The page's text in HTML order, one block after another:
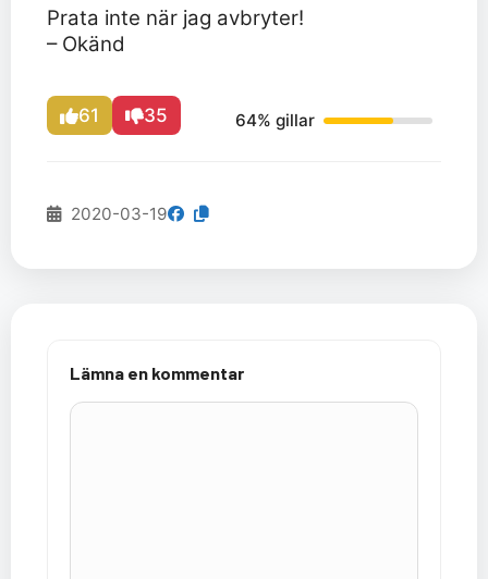
Prata inte när jag avbryter!
– Okänd
61 35 64% gillar
2020-03-19
Lämna en kommentar
Kommentar